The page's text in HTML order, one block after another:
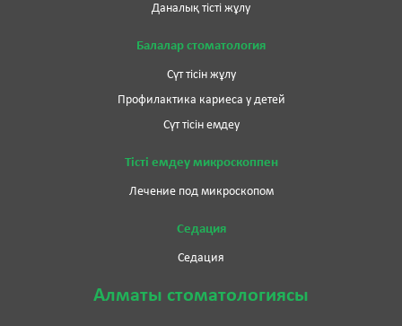
Даналық тісті жұлу
Балалар стоматология
Сүт тісін жұлу
Профилактика кариеса у детей
Сүт тісін емдеу
Тісті емдеу микроскоппен
Лечение под микроскопом
Седация
Седация
Алматы стоматологиясы